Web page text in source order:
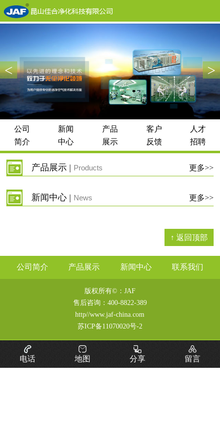
< >
公司
简介
新闻
中心
产品
展示
客户
反馈
人才
招聘
更多>>
产品展示 | Products
更多>>
新闻中心 | News
↑ 返回顶部
公司简介 产品展示 新闻中心 联系我们
版权所有©：JAF
售后咨询： 400-8822-389
http//www.jaf-china.com
苏ICP备11070020号-2
电话 地图 分享 留言